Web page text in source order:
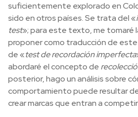
suficientemente explorado en
sido en otros países. Se trata del «
test»; para este texto, me tomaré
proponer como traducción de
de «test de recordación imperfecta
abordaré el concepto de
posterior, hago un análisis sobre
comportamiento puede resultar
crear marcas que entran a